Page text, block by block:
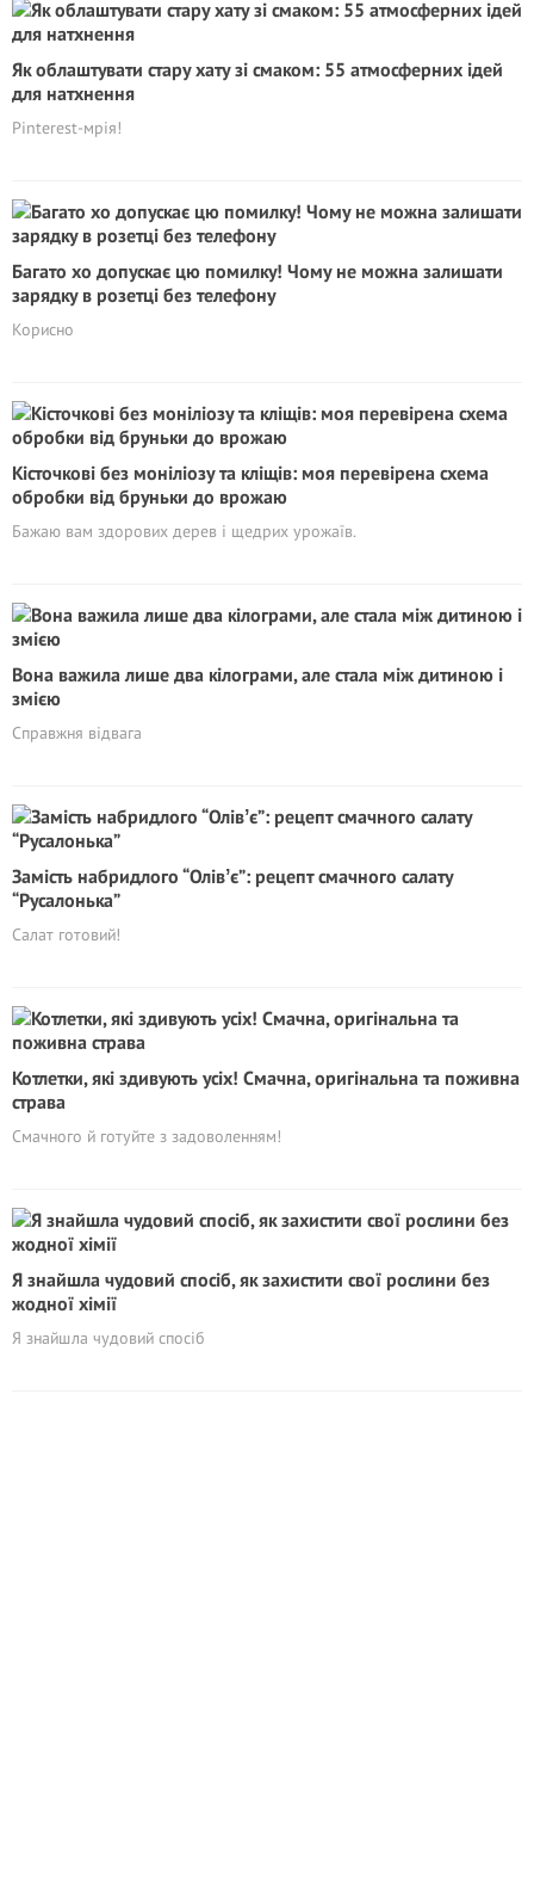
Як облаштувати стару хату зі смаком: 55 атмосферних ідей
для натхнення
Pinterest-мрія!
Багато хо допускає цю помилку! Чому не можна залишати
зарядку в розетці без телефону
Корисно
Кісточкові без моніліозу та кліщів: моя перевірена схема
обробки від бруньки до врожаю
Бажаю вам здорових дерев і щедрих урожаїв.
Вона важила лише два кілограми, але стала між дитиною і
змією
Справжня відвага
Замість набридлого “Олівʼє”: рецепт смачного салату
“Русалонька”
Салат готовий!
Котлетки, які здивують усіх! Смачна, оригінальна та поживна
страва
Смачного й готуйте з задоволенням!
Я знайшла чудовий спосіб, як захистити свої рослини без
жодної хімії
Я знайшла чудовий спосіб